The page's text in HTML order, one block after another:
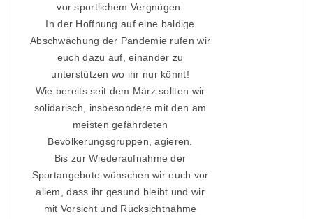
vor sportlichem Vergnügen.
In der Hoffnung auf eine baldige
Abschwächung der Pandemie rufen wir
euch dazu auf, einander zu
unterstützen wo ihr nur könnt!
Wie bereits seit dem März sollten wir
solidarisch, insbesondere mit den am
meisten gefährdeten
Bevölkerungsgruppen, agieren.
Bis zur Wiederaufnahme der
Sportangebote wünschen wir euch vor
allem, dass ihr gesund bleibt und wir
mit Vorsicht und Rücksichtnahme